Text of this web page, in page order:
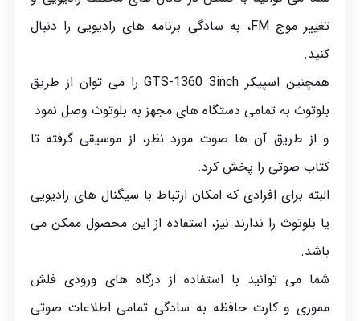
تغییر موج FM، به سادگی برنامه های رادیویی را دنبال
کنید.
همچنین اسپیکر GTS-1360 3inch را می توان از طریق
بلوتوث به تمامی دستگاه های مجهز به بلوتوث وصل نمود
و از طریق آن ها صوت مورد نظر، از موسیقی گرفته تا
کتاب صوتی را پخش کرد.
البته برای افرادی که امکان ارتباط با سیگنال های رادیویی
یا بلوتوث را ندارند نیز، استفاده از این محصول ممکن می
باشد.
شما می توانید با استفاده از درگاه های ورودی فلش
مموری و کارت حافظه به سادگی تمامی اطلاعات صوتی